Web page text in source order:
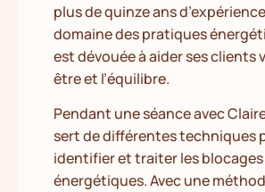
plus de quinze ans
domaine des pratiques
est dévouée à aider ses clients
être et l’équilibre.
Pendant une séance avec
sert de différentes techniques
identifier et traiter les blocages
énergétiques. Avec une